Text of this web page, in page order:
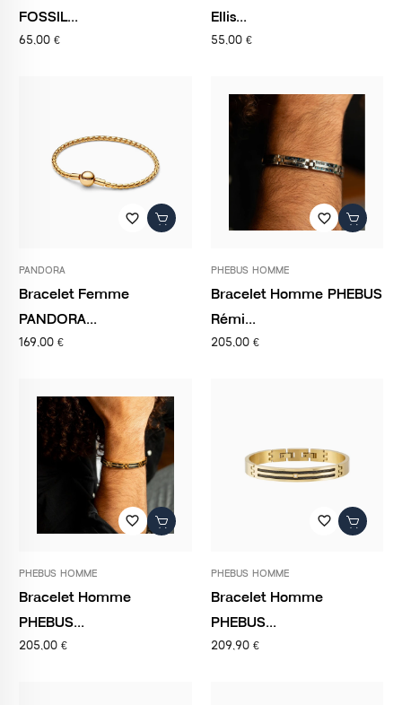
FOSSIL...
65,00 €
Ellis...
55,00 €
favorite_border
PANDORA
Bracelet Femme
PANDORA...
169,00 €
favorite_border
PHEBUS HOMME
Bracelet Homme PHEBUS
Rémi...
205,00 €
favorite_border
PHEBUS HOMME
Bracelet Homme
PHEBUS...
205,00 €
favorite_border
PHEBUS HOMME
Bracelet Homme
PHEBUS...
209,90 €